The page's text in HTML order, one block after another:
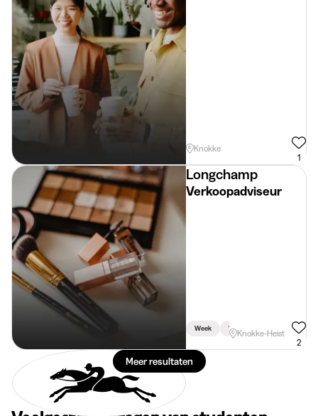
Knokke
1
Longchamp
Verkoopadviseur
Week Weekend
Knokke-Heist
2
Meer resultaten